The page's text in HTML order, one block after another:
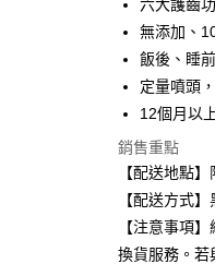
Apple Pay
街口支付
悠遊付
全盈+PAY
大哥付你分期
相關說明
【大哥付你分
六大護齒
無添加、
飯後、睡
定量噴頭
12個月以
銷售重點
【配送地點】
【配送方式
【注意事項
換貨服務。若